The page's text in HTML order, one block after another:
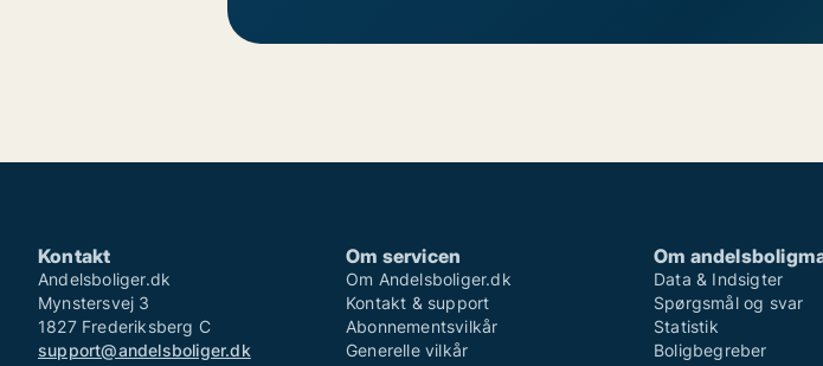
Kontakt
Andelsboliger.dk
Mynstersvej 3
1827 Frederiksberg C
support@andelsboliger.dk
Om servicen
Om Andelsboliger.dk
Kontakt & support
Abonnementsvilkår
Generelle vilkår
Om
Data & Indsigter
Spørgsmål og svar
Statistik
Boligbegreber